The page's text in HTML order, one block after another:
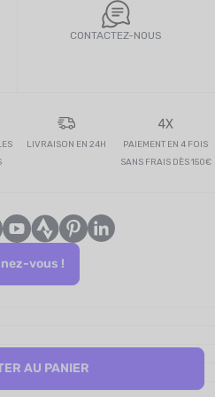
AU PANIER
CONTACTEZ-NOUS
LIVRAISON EN 24H
4X
PAIEMENT EN 4 FOIS
SANS FRAIS DÈS 150€
vous !